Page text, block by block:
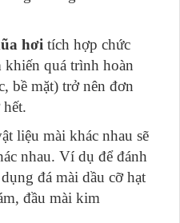
hơi tích hợp chức
khiến quá trình hoàn
bề mặt) trở nên đơn
liệu mài khác nhau sẽ
nhau. Ví dụ để đánh
đá mài dầu cỡ hạt
đầu mài kim